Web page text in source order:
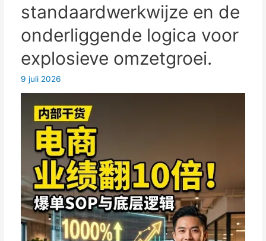
van
Chinese
mobiele
telefoonnummers.
standaardwerkwijze en de
onderliggende logica voor
explosieve omzetgroei.
9 juli 2026